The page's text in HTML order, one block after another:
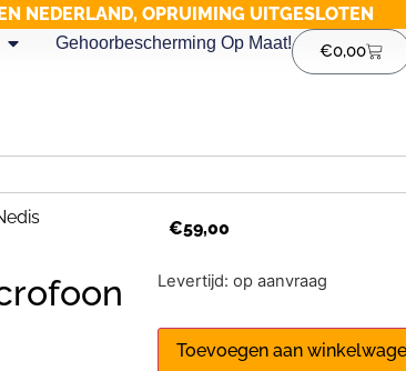
NEDERLAND, OPRUIMING UITGESLOTEN
Gehoorbescherming Op Maat! €0,00
€59,00
Levertijd: op aanvraag
Toevoegen aan